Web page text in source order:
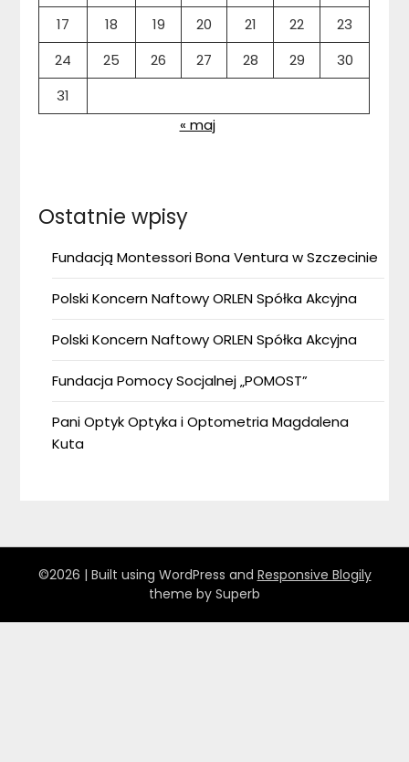
17
18 19 20 21 22
23
24
25 26 27 28 29
30
31
« maj
Ostatnie wpisy
Fundacją Montessori Bona Ventura w Szczecinie
Polski Koncern Naftowy ORLEN Spółka Akcyjna
Polski Koncern Naftowy ORLEN Spółka Akcyjna
Fundacja Pomocy Socjalnej „POMOST”
Pani Optyk Optyka i Optometria Magdalena
Kuta
©2026 | Built using WordPress and Responsive Blogily
theme by Superb